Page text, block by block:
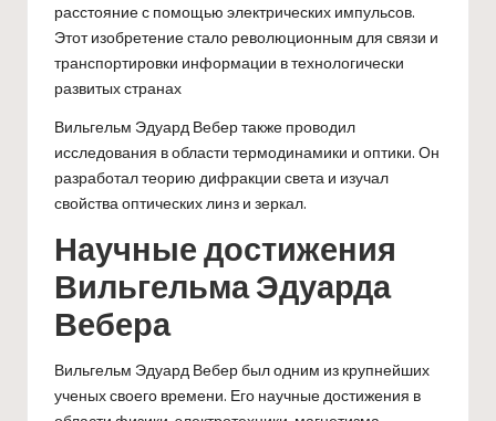
расстояние с помощью электрических импульсов.
Этот изобретение стало революционным для связи и
транспортировки информации в технологически
развитых странах
Вильгельм Эдуард Вебер также проводил
исследования в области термодинамики и оптики. Он
разработал теорию дифракции света и изучал
свойства оптических линз и зеркал.
Научные достижения
Вильгельма Эдуарда
Вебера
Вильгельм Эдуард Вебер был одним из крупнейших
ученых своего времени. Его научные достижения в